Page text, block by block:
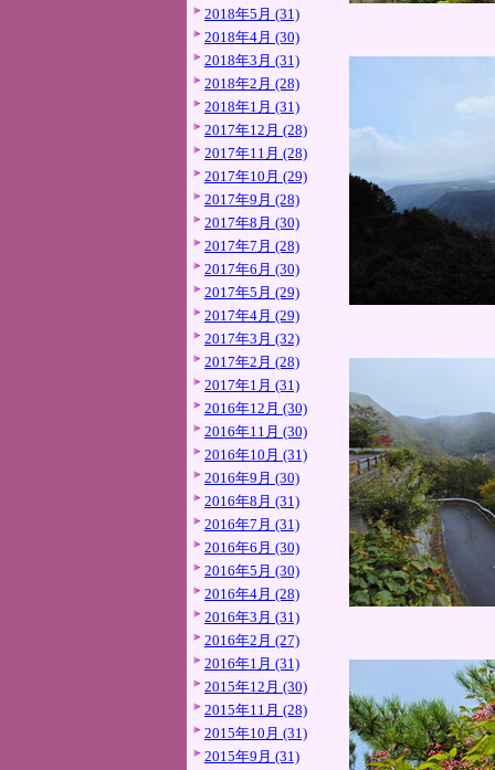
2018年5月 (31)
2018年4月 (30)
2018年3月 (31)
2018年2月 (28)
2018年1月 (31)
2017年12月 (28)
2017年11月 (28)
2017年10月 (29)
2017年9月 (28)
2017年8月 (30)
2017年7月 (28)
2017年6月 (30)
2017年5月 (29)
2017年4月 (29)
2017年3月 (32)
2017年2月 (28)
2017年1月 (31)
2016年12月 (30)
2016年11月 (30)
2016年10月 (31)
2016年9月 (30)
2016年8月 (31)
2016年7月 (31)
2016年6月 (30)
2016年5月 (30)
2016年4月 (28)
2016年3月 (31)
2016年2月 (27)
2016年1月 (31)
2015年12月 (30)
2015年11月 (28)
2015年10月 (31)
2015年9月 (31)